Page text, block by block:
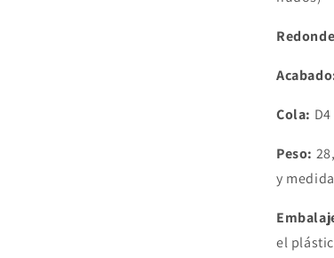
Cola: D4
Peso:
y
el